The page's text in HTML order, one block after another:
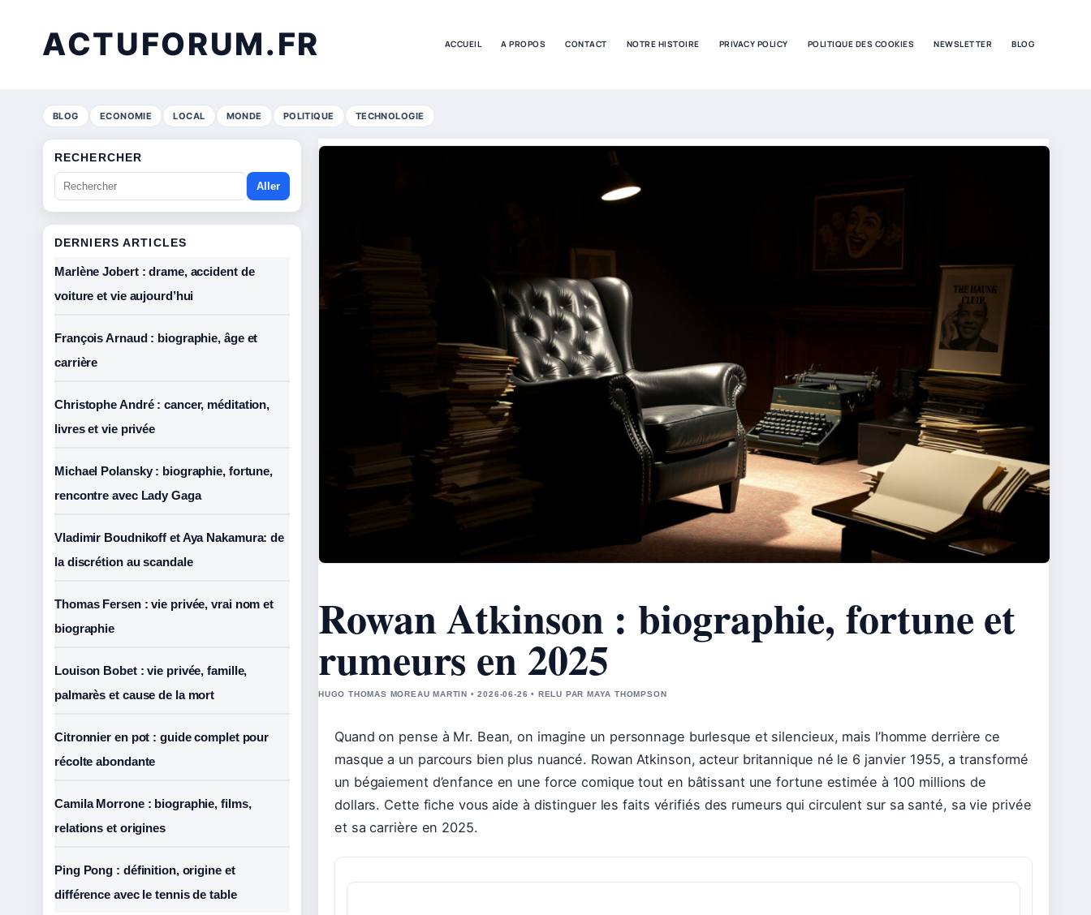
ACTUFORUM.FR ACCUEIL A PROPOS CONTACT NOTRE HISTOIRE PRIVACY POLICY POLITIQUE DES COOKIES NEWSLETTER BLOG
BLOG ECONOMIE LOCAL MONDE POLITIQUE TECHNOLOGIE
Rowan Atkinson : biographie, fortune et
rumeurs en 2025
HUGO THOMAS MOREAU MARTIN • 2026-06-26 • RELU PAR MAYA THOMPSON
Quand on pense à Mr. Bean, on imagine un personnage burlesque et silencieux, mais l’homme derrière ce
masque a un parcours bien plus nuancé. Rowan Atkinson, acteur britannique né le 6 janvier 1955, a transformé
un bégaiement d’enfance en une force comique tout en bâtissant une fortune estimée à 100 millions de
dollars. Cette fiche vous aide à distinguer les faits vérifiés des rumeurs qui circulent sur sa santé, sa vie privée
et sa carrière en 2025.
RECHERCHER
Aller
DERNIERS ARTICLES
Marlène Jobert : drame, accident de
voiture et vie aujourd’hui
François Arnaud : biographie, âge et
carrière
Christophe André : cancer, méditation,
livres et vie privée
Michael Polansky : biographie, fortune,
rencontre avec Lady Gaga
Vladimir Boudnikoff et Aya Nakamura: de
la discrétion au scandale
Thomas Fersen : vie privée, vrai nom et
biographie
Louison Bobet : vie privée, famille,
palmarès et cause de la mort
Citronnier en pot : guide complet pour
récolte abondante
Camila Morrone : biographie, films,
relations et origines
Ping Pong : définition, origine et
différence avec le tennis de table